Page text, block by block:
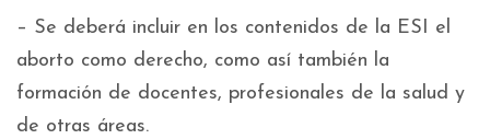
– Se deberá incluir en los contenidos de la ESI el
aborto como derecho, como así también la
formación de docentes, profesionales de la salud y
de otras áreas.